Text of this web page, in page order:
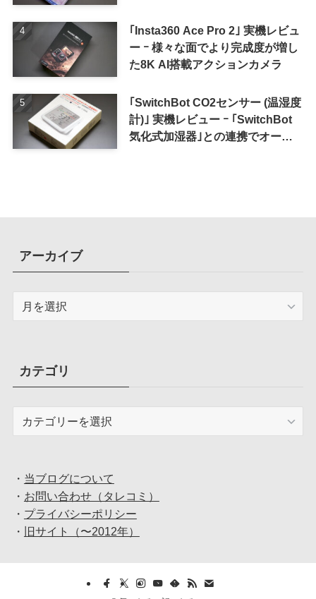
｢Insta360 Ace Pro 2｣ 実機レビュ
ー ｰ 様々な面でより完成度が増し
た8K AI搭載アクションカメラ
｢SwitchBot CO2センサー (温湿度
計)｣ 実機レビュー ｰ ｢SwitchBot
気化式加湿器｣との連携でオート
アーカイブ
ブカテゴリ
・ 当ブログについて
・ お問い合わせ（タレコミ）
・ プライバシーポリシー
・
旧サイト（〜2012年）